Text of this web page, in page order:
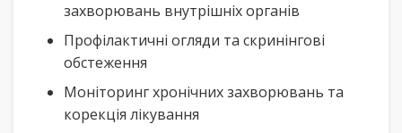
захворювань внутрішніх органів
Профілактичні огляди та скринінгові
обстеження
Моніторинг хронічних захворювань та
корекція лікування